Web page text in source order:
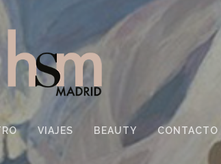
VIAJES BEAUTY CONTACTO